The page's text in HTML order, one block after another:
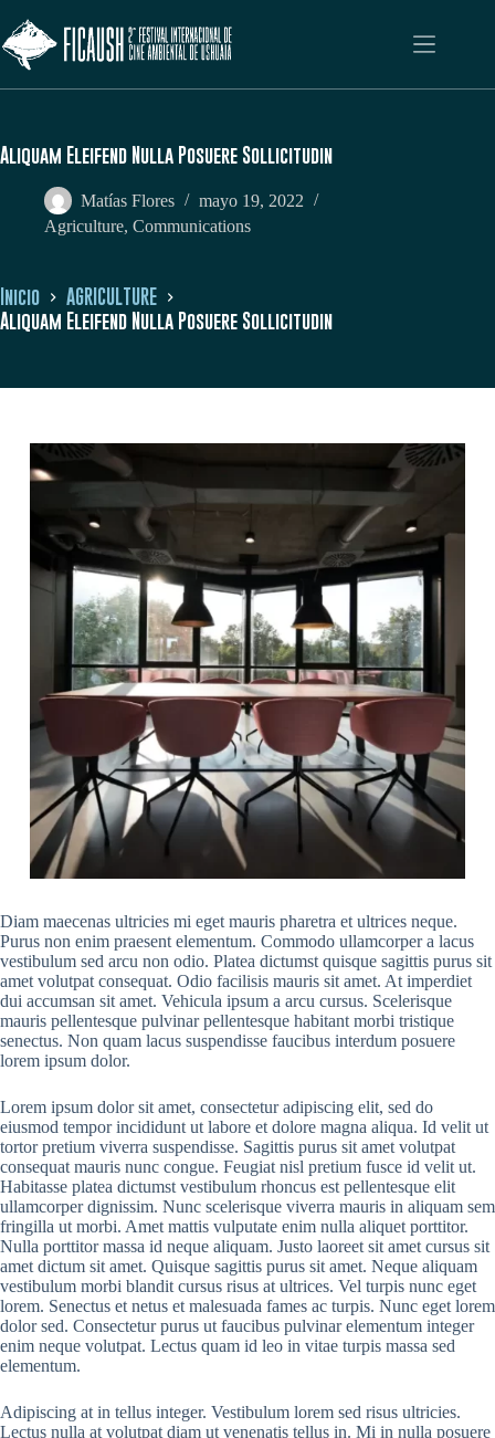
contenido
Aliquam Eleifend Nulla Posuere Sollicitudin
Matías Flores
mayo 19, 2022
Agriculture, Communications
Inicio
AGRICULTURE
Aliquam Eleifend Nulla Posuere Sollicitudin
Diam maecenas ultricies mi eget mauris pharetra et ultrices neque.
Purus non enim praesent elementum. Commodo ullamcorper a lacus
vestibulum sed arcu non odio. Platea dictumst quisque sagittis purus sit
amet volutpat consequat. Odio facilisis mauris sit amet. At imperdiet
dui accumsan sit amet. Vehicula ipsum a arcu cursus. Scelerisque
mauris pellentesque pulvinar pellentesque habitant morbi tristique
senectus. Non quam lacus suspendisse faucibus interdum posuere
lorem ipsum dolor.
Lorem ipsum dolor sit amet, consectetur adipiscing elit, sed do
eiusmod tempor incididunt ut labore et dolore magna aliqua. Id velit ut
tortor pretium viverra suspendisse. Sagittis purus sit amet volutpat
consequat mauris nunc congue. Feugiat nisl pretium fusce id velit ut.
Habitasse platea dictumst vestibulum rhoncus est pellentesque elit
ullamcorper dignissim. Nunc scelerisque viverra mauris in aliquam sem
fringilla ut morbi. Amet mattis vulputate enim nulla aliquet porttitor.
Nulla porttitor massa id neque aliquam. Justo laoreet sit amet cursus sit
amet dictum sit amet. Quisque sagittis purus sit amet. Neque aliquam
vestibulum morbi blandit cursus risus at ultrices. Vel turpis nunc eget
lorem. Senectus et netus et malesuada fames ac turpis. Nunc eget lorem
dolor sed. Consectetur purus ut faucibus pulvinar elementum integer
enim neque volutpat. Lectus quam id leo in vitae turpis massa sed
elementum.
Adipiscing at in tellus integer. Vestibulum lorem sed risus ultricies.
Lectus nulla at volutpat diam ut venenatis tellus in. Mi in nulla posuere